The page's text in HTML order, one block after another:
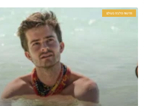
חדשות סלבס בעולם